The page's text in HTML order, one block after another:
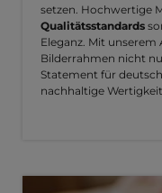
setzen. Hochwertige
Qualitätsstandards
Eleganz. Mit unserem
Bilderrahmen nicht
Statement für
nachhaltige Wertigkeit.